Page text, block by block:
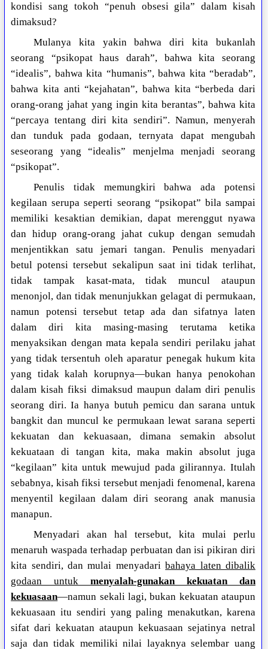
kondisi sang tokoh “penuh obsesi gila” dalam kisah
dimaksud?
Mulanya kita yakin bahwa diri kita bukanlah
seorang “psikopat haus darah”, bahwa kita seorang
“idealis”, bahwa kita “humanis”, bahwa kita “beradab”,
bahwa kita anti “kejahatan”, bahwa kita “berbeda dari
orang-orang jahat yang ingin kita berantas”, bahwa kita
“percaya tentang diri kita sendiri”. Namun, menyerah
dan tunduk pada godaan, ternyata dapat mengubah
seseorang yang “idealis” menjelma menjadi seorang
“psikopat”.
Penulis tidak memungkiri bahwa ada potensi
kegilaan serupa seperti seorang “psikopat” bila sampai
memiliki kesaktian demikian, dapat merenggut nyawa
dan hidup orang-orang jahat cukup dengan semudah
menjentikkan satu jemari tangan. Penulis menyadari
betul potensi tersebut sekalipun saat ini tidak terlihat,
tidak tampak kasat-mata, tidak muncul ataupun
menonjol, dan tidak menunjukkan gelagat di permukaan,
namun potensi tersebut tetap ada dan sifatnya laten
dalam diri kita masing-masing terutama ketika
menyaksikan dengan mata kepala sendiri perilaku jahat
yang tidak tersentuh oleh aparatur penegak hukum kita
yang tidak kalah korupnya—bukan hanya penokohan
dalam kisah fiksi dimaksud maupun dalam diri penulis
seorang diri. Ia hanya butuh pemicu dan sarana untuk
bangkit dan muncul ke permukaan lewat sarana seperti
kekuatan dan kekuasaan, dimana semakin absolut
kekuataan di tangan kita, maka makin absolut juga
“kegilaan” kita untuk mewujud pada gilirannya. Itulah
sebabnya, kisah fiksi tersebut menjadi fenomenal, karena
menyentil kegilaan dalam diri seorang anak manusia
manapun.
Menyadari akan hal tersebut, kita mulai perlu
menaruh waspada terhadap perbuatan dan isi pikiran diri
kita sendiri, dan mulai menyadaribahaya laten dibalik
godaan untukmenyalah-gunakan kekuatan dan
kekuasaan—namun sekali lagi, bukan kekuatan ataupun
kekuasaan itu sendiri yang paling menakutkan, karena
sifat dari kekuatan ataupun kekuasaan sejatinya netral
saja dan tidak memiliki nilai layaknya selembar uang